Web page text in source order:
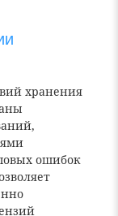
хранения
ошибок